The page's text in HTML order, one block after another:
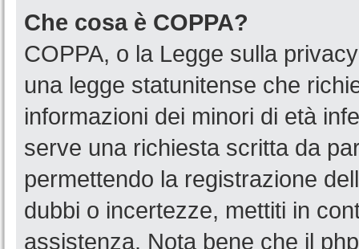
Che cosa è COPPA?
COPPA, o la Legge sulla
una legge statunitense che
informazioni dei minori di età
serve una richiesta scritta da
permettendo la registrazione
dubbi o incertezze, mettiti in
assistenza. Nota bene che il